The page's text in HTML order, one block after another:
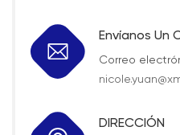
Envíanos Un
Correo
DIRECCIÓN